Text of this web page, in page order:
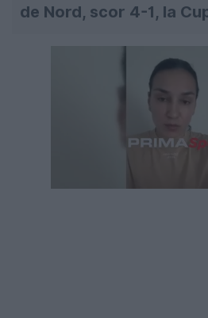
de Nord, scor 4-1, la